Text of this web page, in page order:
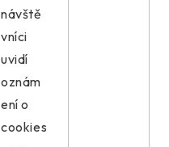
návště
vníci
uvidí
oznám
ení o
cookies